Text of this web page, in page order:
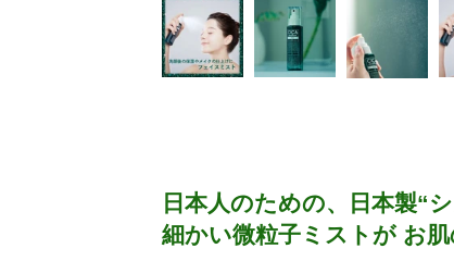
日本人のための、日本製“
細かい微粒子ミストが お